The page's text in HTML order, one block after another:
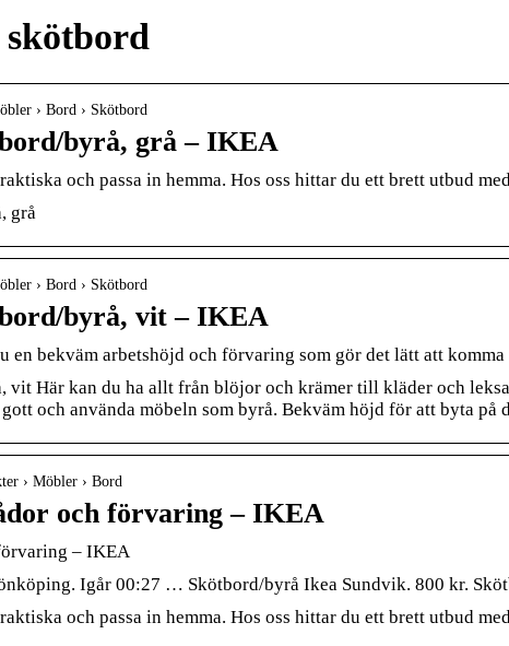
› Bord › Skötbord
byrå, grå – IKEA
och passa in hemma. Hos oss hittar du ett brett utbud
grå
› Bord › Skötbord
byrå, vit – IKEA
en bekväm arbetshöjd och förvaring som gör det lätt att
vit Här kan du ha allt från blöjor och krämer till kläder och
och använda möbeln som byrå. Bekväm höjd för att byta på
› Möbler › Bord
och förvaring – IKEA
– IKEA
Igår 00:27 … Skötbord/byrå Ikea Sundvik. 800 kr.
och passa in hemma. Hos oss hittar du ett brett utbud